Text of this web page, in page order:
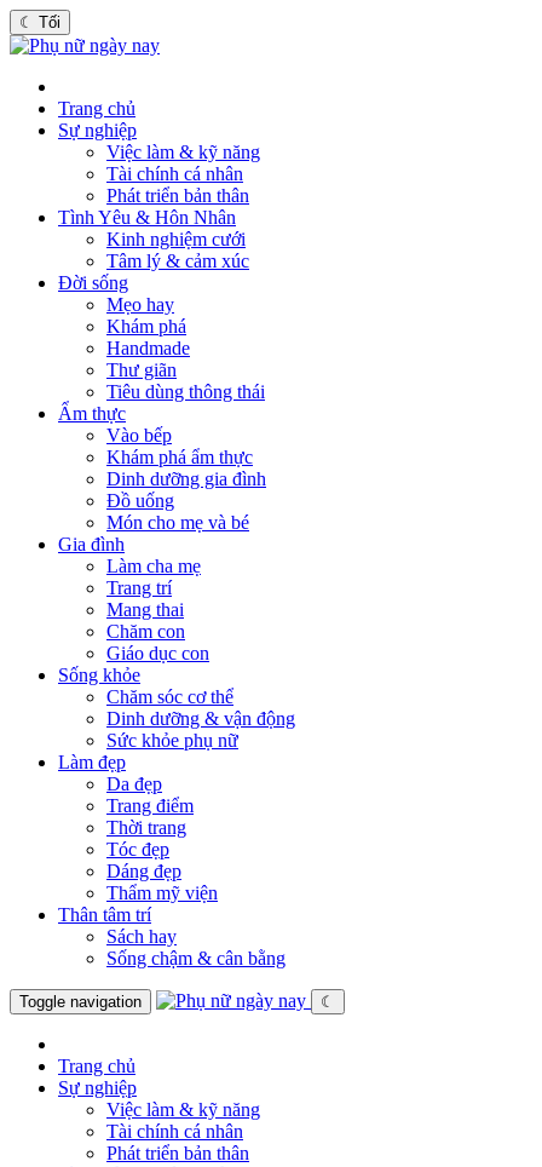
☾ Tối
Trang chủ
Sự nghiệp
Việc làm & kỹ năng
Tài chính cá nhân
Phát triển bản thân
Tình Yêu & Hôn Nhân
Kinh nghiệm cưới
Tâm lý & cảm xúc
Đời sống
Mẹo hay
Khám phá
Handmade
Thư giãn
Tiêu dùng thông thái
Ẩm thực
Vào bếp
Khám phá ẩm thực
Dinh dưỡng gia đình
Đồ uống
Món cho mẹ và bé
Gia đình
Làm cha mẹ
Trang trí
Mang thai
Chăm con
Giáo dục con
Sống khỏe
Chăm sóc cơ thể
Dinh dưỡng & vận động
Sức khỏe phụ nữ
Làm đẹp
Da đẹp
Trang điểm
Thời trang
Tóc đẹp
Dáng đẹp
Thẩm mỹ viện
Thân tâm trí
Sách hay
Sống chậm & cân bằng
Toggle navigation ☾
Trang chủ
Sự nghiệp
Việc làm & kỹ năng
Tài chính cá nhân
Phát triển bản thân